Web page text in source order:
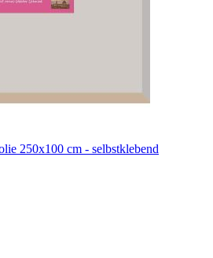
250x100 cm - selbstklebend